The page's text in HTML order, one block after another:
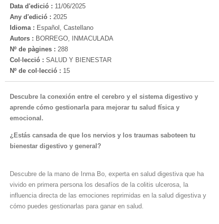
Data d'edició : 11/06/2025
Any d'edició : 2025
Idioma : Español, Castellano
Autors : BORREGO, INMACULADA
Nº de pàgines : 288
Col·lecció : SALUD Y BIENESTAR
Nº de col·lecció : 15
Descubre la conexión entre el cerebro y el sistema digestivo y
aprende cómo gestionarla para mejorar tu salud física y
emocional.
¿Estás cansada de que los nervios y los traumas saboteen tu
bienestar digestivo y general?
Descubre de la mano de Inma Bo, experta en salud digestiva que ha
vivido en primera persona los desafíos de la colitis ulcerosa, la
influencia directa de las emociones reprimidas en la salud digestiva y
cómo puedes gestionarlas para ganar en salud.